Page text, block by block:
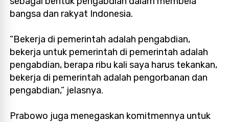
bangsa dan rakyat Indonesia.
“Bekerja di pemerintah adalah pengabdian,
bekerja untuk pemerintah di pemerintah adalah
pengabdian, berapa ribu kali saya harus tekankan,
bekerja di pemerintah adalah pengorbanan dan
pengabdian,” jelasnya.
Prabowo juga menegaskan komitmennya untuk